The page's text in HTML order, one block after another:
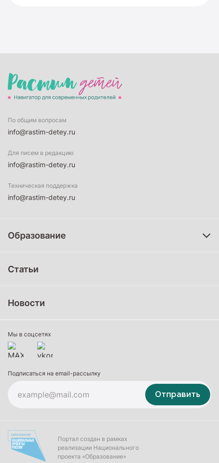
По общим вопросам
info@rastim-detey.ru
Для писем в редакцию
info@rastim-detey.ru
Техническая поддержка
info@rastim-detey.ru
Образование
Дополнительное образование
Статьи
Новости
Мы в соцсетях
Подписаться на email-рассылку
Отправить
Портал создан в рамках
реализации Национального
проекта «Образование»